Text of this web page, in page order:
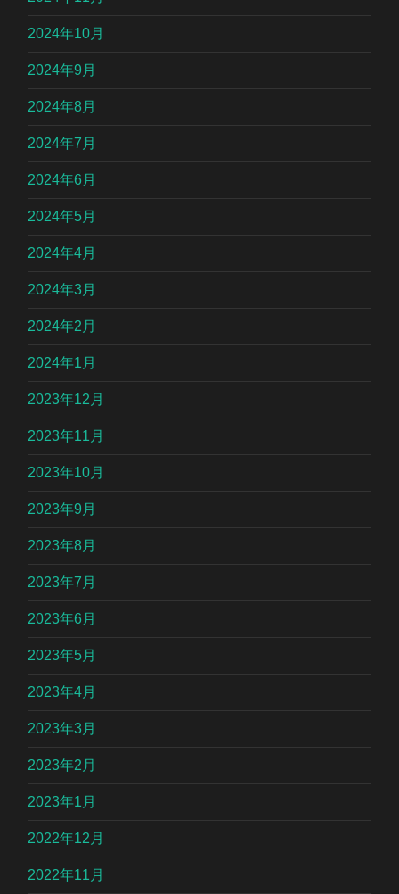
2024年10月
2024年9月
2024年8月
2024年7月
2024年6月
2024年5月
2024年4月
2024年3月
2024年2月
2024年1月
2023年12月
2023年11月
2023年10月
2023年9月
2023年8月
2023年7月
2023年6月
2023年5月
2023年4月
2023年3月
2023年2月
2023年1月
2022年12月
2022年11月